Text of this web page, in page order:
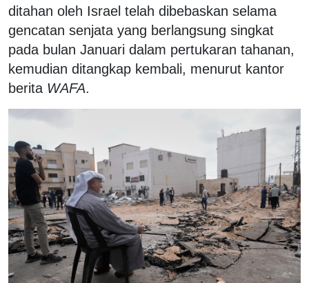
ditahan oleh Israel telah dibebaskan selama
gencatan senjata yang berlangsung singkat
pada bulan Januari dalam pertukaran tahanan,
kemudian ditangkap kembali, menurut kantor
berita WAFA.